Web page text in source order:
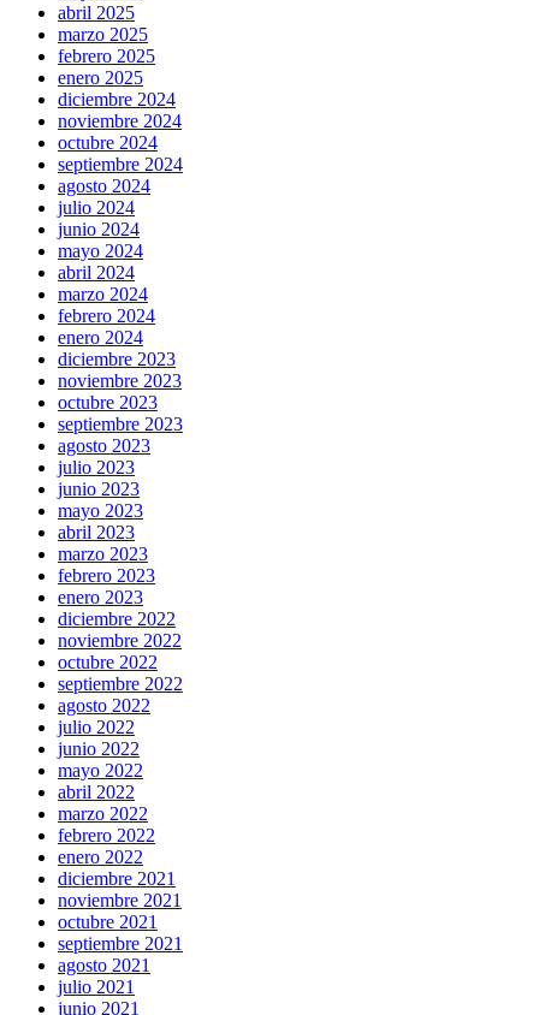
abril 2025
marzo 2025
febrero 2025
enero 2025
diciembre 2024
noviembre 2024
octubre 2024
septiembre 2024
agosto 2024
julio 2024
junio 2024
mayo 2024
abril 2024
marzo 2024
febrero 2024
enero 2024
diciembre 2023
noviembre 2023
octubre 2023
septiembre 2023
agosto 2023
julio 2023
junio 2023
mayo 2023
abril 2023
marzo 2023
febrero 2023
enero 2023
diciembre 2022
noviembre 2022
octubre 2022
septiembre 2022
agosto 2022
julio 2022
junio 2022
mayo 2022
abril 2022
marzo 2022
febrero 2022
enero 2022
diciembre 2021
noviembre 2021
octubre 2021
septiembre 2021
agosto 2021
julio 2021
junio 2021